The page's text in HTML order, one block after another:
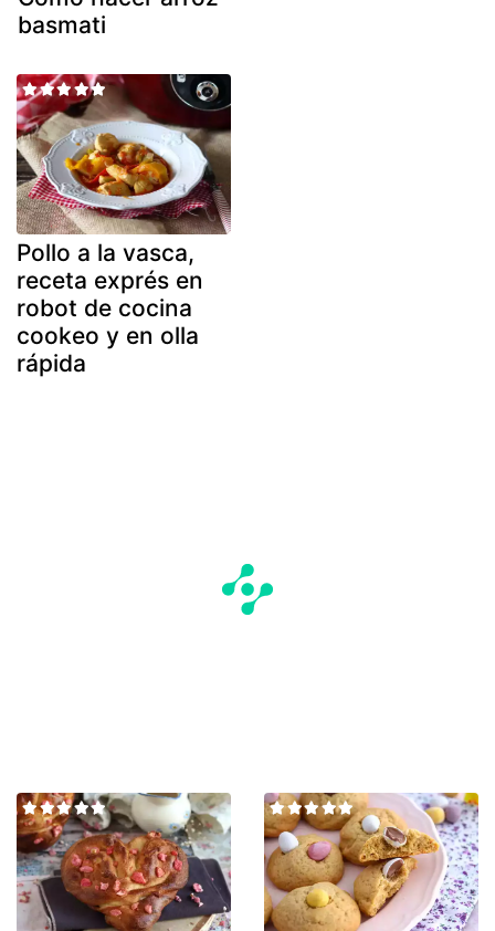
basmati
Pollo a la vasca,
receta exprés en
robot de cocina
cookeo y en olla
rápida